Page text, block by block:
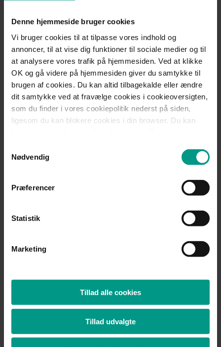
Denne hjemmeside bruger cookies
Vi bruger cookies til at tilpasse vores indhold og
annoncer, til at vise dig funktioner til sociale medier og til
at analysere vores trafik på hjemmesiden. Ved at klikke
OK og gå videre på hjemmesiden giver du samtykke til
brugen af cookies. Du kan altid tilbagekalde eller ændre
dit samtykke ved at fravælge cookies i cookieoversigten,
som du finder i vores cookiepolitik nederst på siden,
ligesom du kan blokere cookies i din browser. Du kan
behandling af personoplysninger.
Nødvendig
Præferencer
Statistik
Marketing
Tillad alle cookies
Tillad udvalgte
funktionærloven, eller brug for rådgivning i en konkret sag, så
du undgår krav om erstatning, godtgørelse eller efterfølgende
sager mod tidligere medarbejdere, så er du altid velkommen
til at kontakte os. Den første samtale er altid uforpligtende.
Kontakt
Advokat (H), Partner, Fagchef Ansættelses- og arbejdsret
Telefon: +45 7221 1737
Andre læste også
Advarsel